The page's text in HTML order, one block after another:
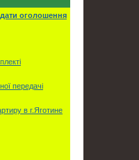
оголошення
передачі
в г.Яготине